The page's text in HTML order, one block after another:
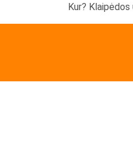
Kur?